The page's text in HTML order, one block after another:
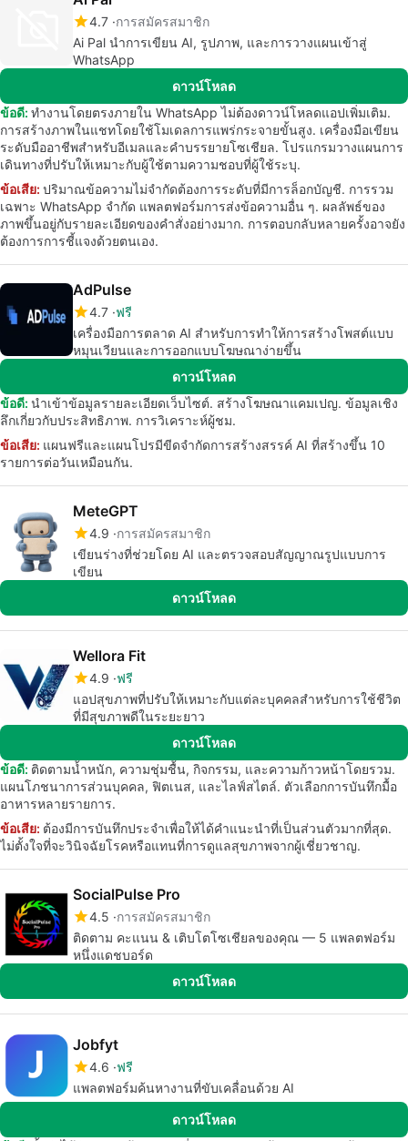
4.7 การสมัครสมาชิก
Ai Pal นำการเขียน AI, รูปภาพ, และการวางแผนเข้าสู่
WhatsApp
ดาวน์โหลด
ข้อดี: ทำงานโดยตรงภายใน WhatsApp ไม่ต้องดาวน์โหลดแอปเพิ่มเติม.
การสร้างภาพในแชทโดยใช้โมเดลการแพร่กระจายขั้นสูง. เครื่องมือเขียน
ระดับมืออาชีพสำหรับอีเมลและคำบรรยายโซเชียล. โปรแกรมวางแผนการ
เดินทางที่ปรับให้เหมาะกับผู้ใช้ตามความชอบที่ผู้ใช้ระบุ.
ข้อเสีย: ปริมาณข้อความไม่จำกัดต้องการระดับที่มีการล็อกบัญชี. การรวม
เฉพาะ WhatsApp จำกัด แพลตฟอร์มการส่งข้อความอื่น ๆ. ผลลัพธ์ของ
ภาพขึ้นอยู่กับรายละเอียดของคำสั่งอย่างมาก. การตอบกลับหลายครั้งอาจยัง
ต้องการการชี้แจงด้วยตนเอง.
AdPulse
4.7 ฟรี
เครื่องมือการตลาด AI สำหรับการทำให้การสร้างโพสต์แบบ
หมุนเวียนและการออกแบบโฆษณาง่ายขึ้น
ดาวน์โหลด
ข้อดี: นำเข้าข้อมูลรายละเอียดเว็บไซต์. สร้างโฆษณาแคมเปญ. ข้อมูลเชิง
ลึกเกี่ยวกับประสิทธิภาพ. การวิเคราะห์ผู้ชม.
ข้อเสีย: แผนฟรีและแผนโปรมีขีดจำกัดการสร้างสรรค์ AI ที่สร้างขึ้น 10
รายการต่อวันเหมือนกัน.
MeteGPT
4.9 การสมัครสมาชิก
เขียนร่างที่ช่วยโดย AI และตรวจสอบสัญญาณรูปแบบการ
เขียน
ดาวน์โหลด
Wellora Fit
4.9 ฟรี
แอปสุขภาพที่ปรับให้เหมาะกับแต่ละบุคคลสำหรับการใช้ชีวิต
ที่มีสุขภาพดีในระยะยาว
ดาวน์โหลด
ข้อดี: ติดตามน้ำหนัก, ความชุ่มชื้น, กิจกรรม, และความก้าวหน้าโดยรวม.
แผนโภชนาการส่วนบุคคล, ฟิตเนส, และไลฟ์สไตล์. ตัวเลือกการบันทึกมื้อ
อาหารหลายรายการ.
ข้อเสีย: ต้องมีการบันทึกประจำเพื่อให้ได้คำแนะนำที่เป็นส่วนตัวมากที่สุด.
ไม่ตั้งใจที่จะวินิจฉัยโรคหรือแทนที่การดูแลสุขภาพจากผู้เชี่ยวชาญ.
SocialPulse Pro
4.5 การสมัครสมาชิก
ติดตาม คะแนน & เติบโตโซเชียลของคุณ — 5 แพลตฟอร์ม
หนึ่งแดชบอร์ด
ดาวน์โหลด
Jobfyt
4.6 ฟรี
แพลตฟอร์มค้นหางานที่ขับเคลื่อนด้วย AI
ดาวน์โหลด